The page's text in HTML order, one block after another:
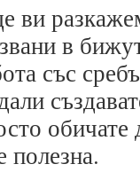
ви
в
със
обичате